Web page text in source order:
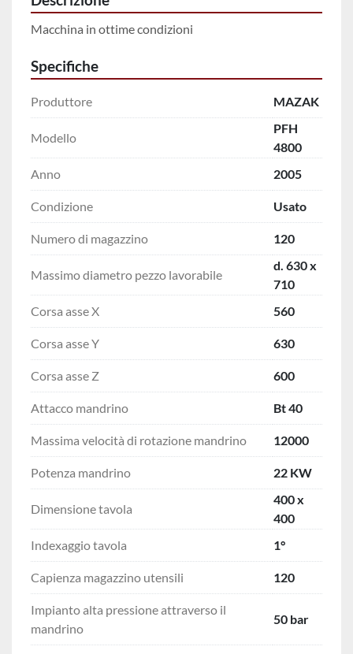
Macchina in ottime condizioni
Specifiche
Produttore MAZAK
Modello
PFH
4800
Anno
2005
Condizione Usato
Numero di magazzino 120
Massimo diametro pezzo lavorabile
d. 630 x
710
Corsa asse X
560
Corsa asse Y 630
Corsa asse Z 600
Attacco mandrino Bt 40
Massima velocità di rotazione mandrino 12000
Potenza mandrino 22 KW
Dimensione tavola
400 x
400
Indexaggio tavola
1°
Capienza magazzino utensili 120
Impianto alta pressione attraverso il
mandrino
50 bar